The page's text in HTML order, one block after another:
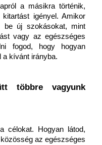
a másikra történik,
igényel. Amikor
be új szokásokat, mint
vagy az egészséges
fogod, hogy hogyan
a kívánt irányba.
többre vagyunk
célokat. Hogyan látod,
az egészséges